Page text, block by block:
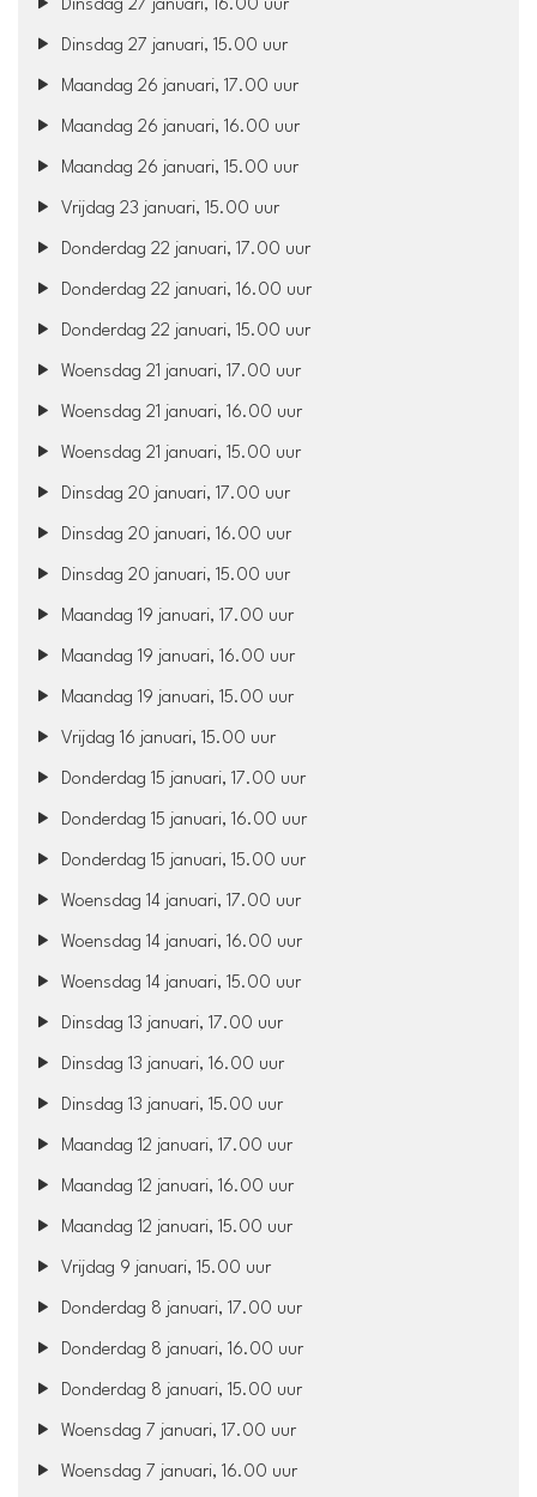
Dinsdag 27 januari, 16.00 uur
Dinsdag 27 januari, 15.00 uur
Maandag 26 januari, 17.00 uur
Maandag 26 januari, 16.00 uur
Maandag 26 januari, 15.00 uur
Vrijdag 23 januari, 15.00 uur
Donderdag 22 januari, 17.00 uur
Donderdag 22 januari, 16.00 uur
Donderdag 22 januari, 15.00 uur
Woensdag 21 januari, 17.00 uur
Woensdag 21 januari, 16.00 uur
Woensdag 21 januari, 15.00 uur
Dinsdag 20 januari, 17.00 uur
Dinsdag 20 januari, 16.00 uur
Dinsdag 20 januari, 15.00 uur
Maandag 19 januari, 17.00 uur
Maandag 19 januari, 16.00 uur
Maandag 19 januari, 15.00 uur
Vrijdag 16 januari, 15.00 uur
Donderdag 15 januari, 17.00 uur
Donderdag 15 januari, 16.00 uur
Donderdag 15 januari, 15.00 uur
Woensdag 14 januari, 17.00 uur
Woensdag 14 januari, 16.00 uur
Woensdag 14 januari, 15.00 uur
Dinsdag 13 januari, 17.00 uur
Dinsdag 13 januari, 16.00 uur
Dinsdag 13 januari, 15.00 uur
Maandag 12 januari, 17.00 uur
Maandag 12 januari, 16.00 uur
Maandag 12 januari, 15.00 uur
Vrijdag 9 januari, 15.00 uur
Donderdag 8 januari, 17.00 uur
Donderdag 8 januari, 16.00 uur
Donderdag 8 januari, 15.00 uur
Woensdag 7 januari, 17.00 uur
Woensdag 7 januari, 16.00 uur